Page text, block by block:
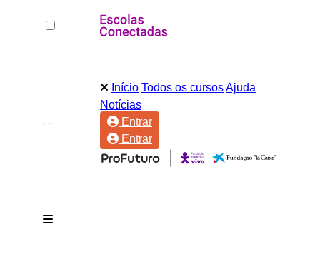
Início Todos os cursosAjuda
Notícias
Entrar
Entrar